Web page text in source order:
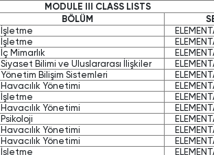
MODULE III CLASS LISTS
BÖLÜM
İşletme
İşletme
İç Mimarlık
Siyaset Bilimi ve Uluslararası İlişkiler
Yönetim Bilişim Sistemleri
Havacılık Yönetimi
İşletme
Havacılık Yönetimi
Psikoloji
Havacılık Yönetimi
Havacılık Yönetimi
İşletme